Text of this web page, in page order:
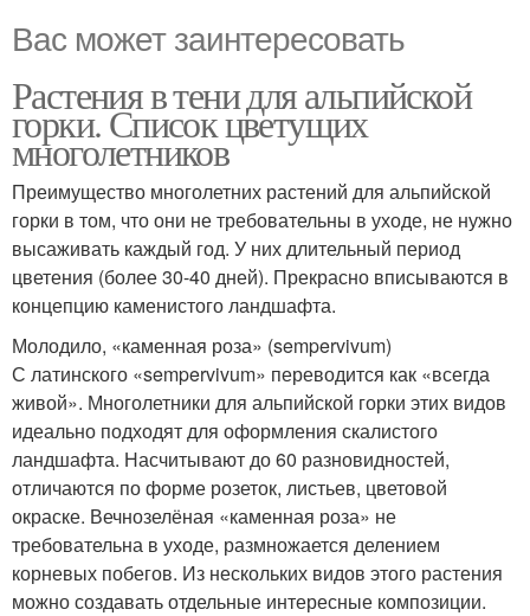
Вас может заинтересовать
Растения в тени для альпийской
горки. Список цветущих
многолетников
Преимущество многолетних растений для альпийской
горки в том, что они не требовательны в уходе, не нужно
высаживать каждый год. У них длительный период
цветения (более 30-40 дней). Прекрасно вписываются в
концепцию каменистого ландшафта.
Молодило, «каменная роза» (sempervivum)
С латинского «sempervivum» переводится как «всегда
живой». Многолетники для альпийской горки этих видов
идеально подходят для оформления скалистого
ландшафта. Насчитывают до 60 разновидностей,
отличаются по форме розеток, листьев, цветовой
окраске. Вечнозелёная «каменная роза» не
требовательна в уходе, размножается делением
корневых побегов. Из нескольких видов этого растения
можно создавать отдельные интересные композиции.